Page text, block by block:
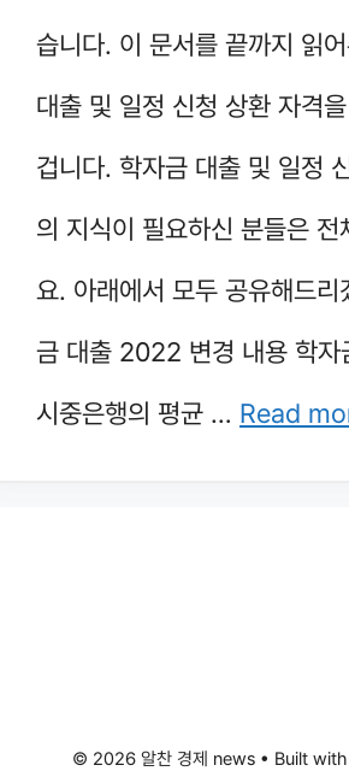
습니다. 이 문서를 끝까지 읽
대출 및 일정 신청 상환 자격
겁니다. 학자금 대출 및 일정
의 지식이 필요하신 분들은 전
요. 아래에서 모두 공유해드리
금 대출 2022 변경 내용 학자
시중은행의 평균 … Read
© 2026 알찬 경제 news• Built with